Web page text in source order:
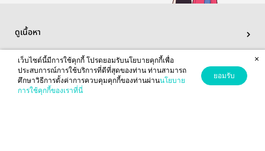
ดูเนื้อหา
เมนูของฉัน
เกี่ยวกับเรา
เว็บไซต์นี้มีการใช้คุกกี้ โปรดยอมรับนโยบายคุกกี้เพื่อ
ประสบการณ์การใช้บริการที่ดีที่สุดของท่าน ท่านสามารถ
ศึกษาวิธีการตั้งค่าการควบคุมคุกกี้ของท่านผ่านนโยบาย
การใช้คุกกี้ของเราที่นี่
ยอมรับ
×